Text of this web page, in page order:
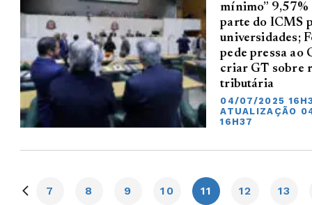
mínimo” 9,57%
parte do ICMS
universidades;
pede pressa ao
criar GT sobre
tributária
04/07/2025
ATUALIZAÇÃO
16H37
7 8 9 10 11 12 13